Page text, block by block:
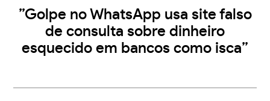
”Golpe no WhatsApp usa site falso
de consulta sobre dinheiro
esquecido em bancos como isca”